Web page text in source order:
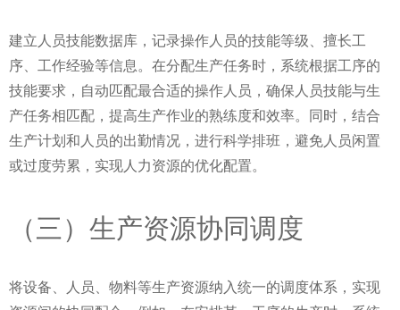
建立人员技能数据库，记录操作人员的技能等级、擅长工
序、工作经验等信息。在分配生产任务时，系统根据工序的
技能要求，自动匹配最合适的操作人员，确保人员技能与生
产任务相匹配，提高生产作业的熟练度和效率。同时，结合
生产计划和人员的出勤情况，进行科学排班，避免人员闲置
或过度劳累，实现人力资源的优化配置。
（三）生产资源协同调度
将设备、人员、物料等生产资源纳入统一的调度体系，实现